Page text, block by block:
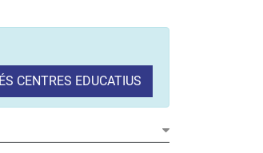
CENTRES EDUCATIUS